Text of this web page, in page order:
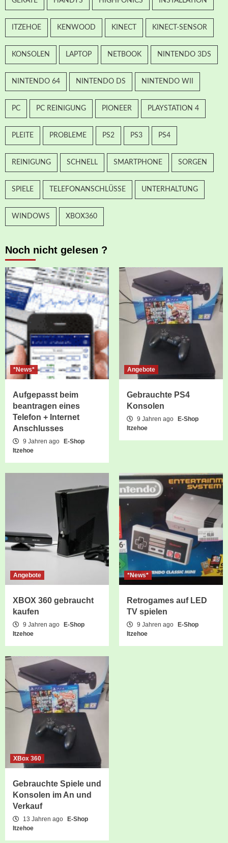
ITZEHOE KENWOOD KINECT KINECT-SENSOR
KONSOLEN LAPTOP NETBOOK NINTENDO 3DS
NINTENDO 64 NINTENDO DS NINTENDO WII
PC PC REINIGUNG PIONEER PLAYSTATION 4
PLEITE PROBLEME PS2 PS3 PS4
REINIGUNG SCHNELL SMARTPHONE SORGEN
SPIELE TELEFONANSCHLÜSSE UNTERHALTUNG
WINDOWS XBOX360
Noch nicht gelesen ?
*News*
Aufgepasst beim
beantragen eines
Telefon + Internet
Anschlusses
9 Jahren ago E-Shop
Itzehoe
Angebote
Gebrauchte PS4
Konsolen
9 Jahren ago E-Shop
Itzehoe
Angebote
XBOX 360 gebraucht
kaufen
9 Jahren ago E-Shop
Itzehoe
*News*
Retrogames auf LED
TV spielen
9 Jahren ago E-Shop
Itzehoe
XBox 360
Gebrauchte Spiele und
Konsolen im An und
Verkauf
13 Jahren ago E-Shop
Itzehoe